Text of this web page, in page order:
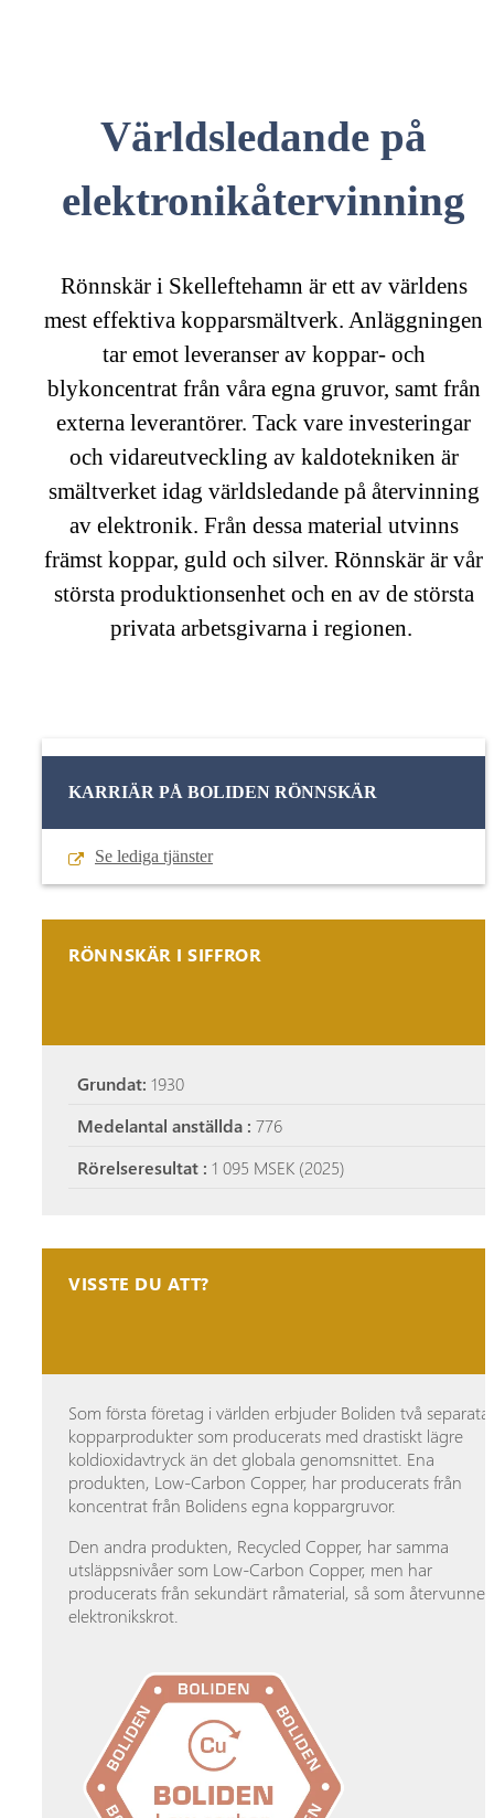
Världsledande på
elektronikåtervinning
Rönnskär i Skelleftehamn är ett av världens
mest effektiva kopparsmältverk. Anläggningen
tar emot leveranser av koppar- och
blykoncentrat från våra egna gruvor, samt från
externa leverantörer. Tack vare investeringar
och vidareutveckling av kaldotekniken är
smältverket idag världsledande på återvinning
av elektronik. Från dessa material utvinns
främst koppar, guld och silver. Rönnskär är vår
största produktionsenhet och en av de största
privata arbetsgivarna i regionen.
KARRIÄR PÅ BOLIDEN RÖNNSKÄR
Se lediga tjänster
RÖNNSKÄR I SIFFROR
Grundat: 1930
Medelantal anställda : 776
Rörelseresultat : 1 095 MSEK (2025)
VISSTE DU ATT?
Som första företag i världen erbjuder Boliden två separata
kopparprodukter som producerats med drastiskt lägre
koldioxidavtryck än det globala genomsnittet. Ena
produkten, Low-Carbon Copper, har producerats från
koncentrat från Bolidens egna koppargruvor.
Den andra produkten, Recycled Copper, har samma
utsläppsnivåer som Low-Carbon Copper, men har
producerats från sekundärt råmaterial, så som återvunnet
elektronikskrot.